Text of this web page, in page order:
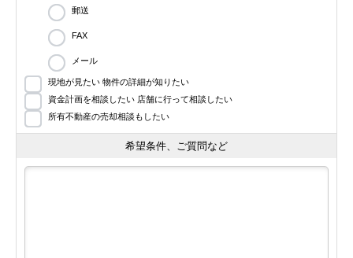
郵送
FAX
メール
現地が見たい 物件の詳細が知りたい
資金計画を相談したい 店舗に行って相談したい
所有不動産の売却相談もしたい
希望条件、ご質問など